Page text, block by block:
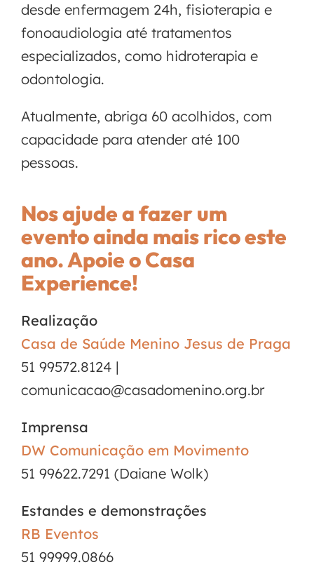
desde enfermagem 24h, fisioterapia e
fonoaudiologia até tratamentos
especializados, como hidroterapia e
odontologia.
Atualmente, abriga 60 acolhidos, com
capacidade para atender até 100
pessoas.
Nos ajude a fazer um
evento ainda mais rico este
ano. Apoie o Casa
Experience!
Realização
Casa de Saúde Menino Jesus de Praga
51 99572.8124 |
comunicacao@casadomenino.org.br
Imprensa
DW Comunicação em Movimento
51 99622.7291 (Daiane Wolk)
Estandes e demonstrações
RB Eventos
51 99999.0866